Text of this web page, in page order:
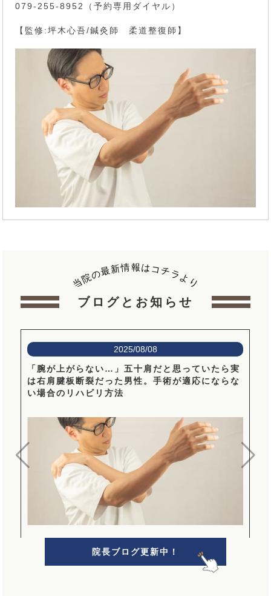
079-255-8952（予約専用ダイヤル）
【監修:坪木心吾/鍼灸師 柔道整復師】
当院の最新情報はコ チラより
ブログとお知らせ
2025/08/08
「腕が上がらない…」五十肩だと思っていたら実
は右肩腱板断裂だった男性。手術が適応にならな
い場合のリハビリ方法
院長ブログ更新中！